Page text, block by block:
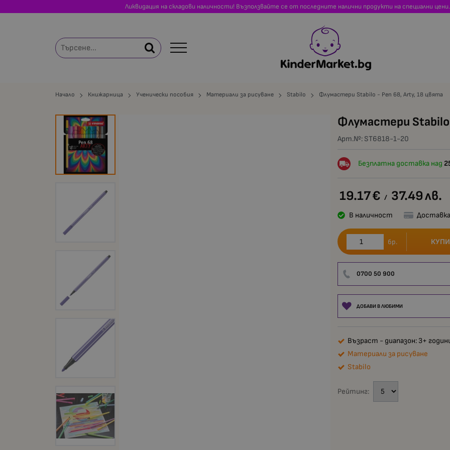
Ликвидация на складови наличности! Възползвайте се от последните налични продукти на специални
Начало Книжарница Ученически пособия Материали за рисуване Stabilo Флумастери Stabilo - Pen 68, Arty, 18 цвята
Флумастери
Арт.№: ST6818-1-20
Безплатна доставка над
19.17€ / 37.49лв.
В наличност
бр. КУПИ
0700 50 900
ДОБАВИ В ЛЮБИМИ
Възраст - диапазон: 3+
Материали за рисуване
Stabilo
Рейтинг: